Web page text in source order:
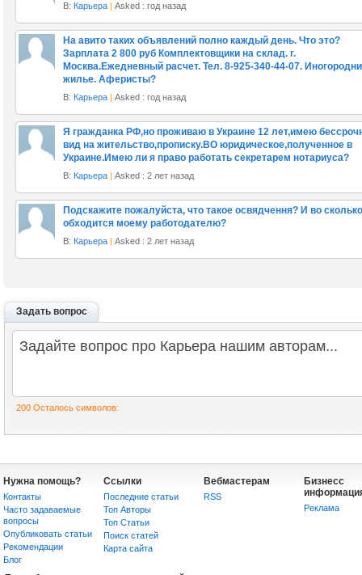
В: Карьера | Asked : год назад
На авито таких объявлений полно каждый день. Что это?
Зарплата 2 800 руб Комплектовщики на склад. г.
Москва.Ежедневный расчет. Тел. 8-925-340-44-07.
жилье. Аферисты?
В: Карьера | Asked : год назад
Я гражданка РФ,но проживаю в Украине 12 лет,имею
вид на жительство,прописку.ВО юридическое,полученное в
Украине.Имею ли я право работать секретарем нотариуса?
В: Карьера | Asked : 2 лет назад
Подскажите пожалуйста, что такое освядчення? И во
обходится моему работодателю?
В: Карьера | Asked : 2 лет назад
Задать вопрос
200Осталось символов:
Нужна помощь?
Контакты
Часто задаваемые
вопросы
Опубликовать статьи
Рекомендации
Блог
Ссылки
Последние статьи
Топ Авторы
Топ Статьи
Поиск статей
Карта сайта
Вебмастерам
RSS
Бизнесс
Реклама